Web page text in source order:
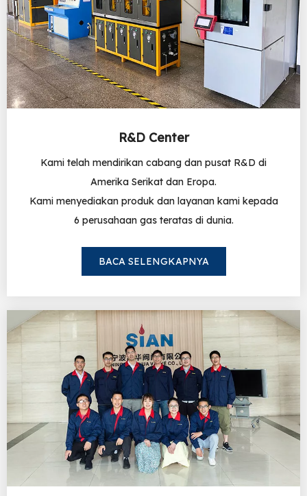
R&D Center
Kami telah mendirikan cabang dan pusat R&D di
Amerika Serikat dan Eropa.
Kami menyediakan produk dan layanan kami kepada
6 perusahaan gas teratas di dunia.
BACA SELENGKAPNYA